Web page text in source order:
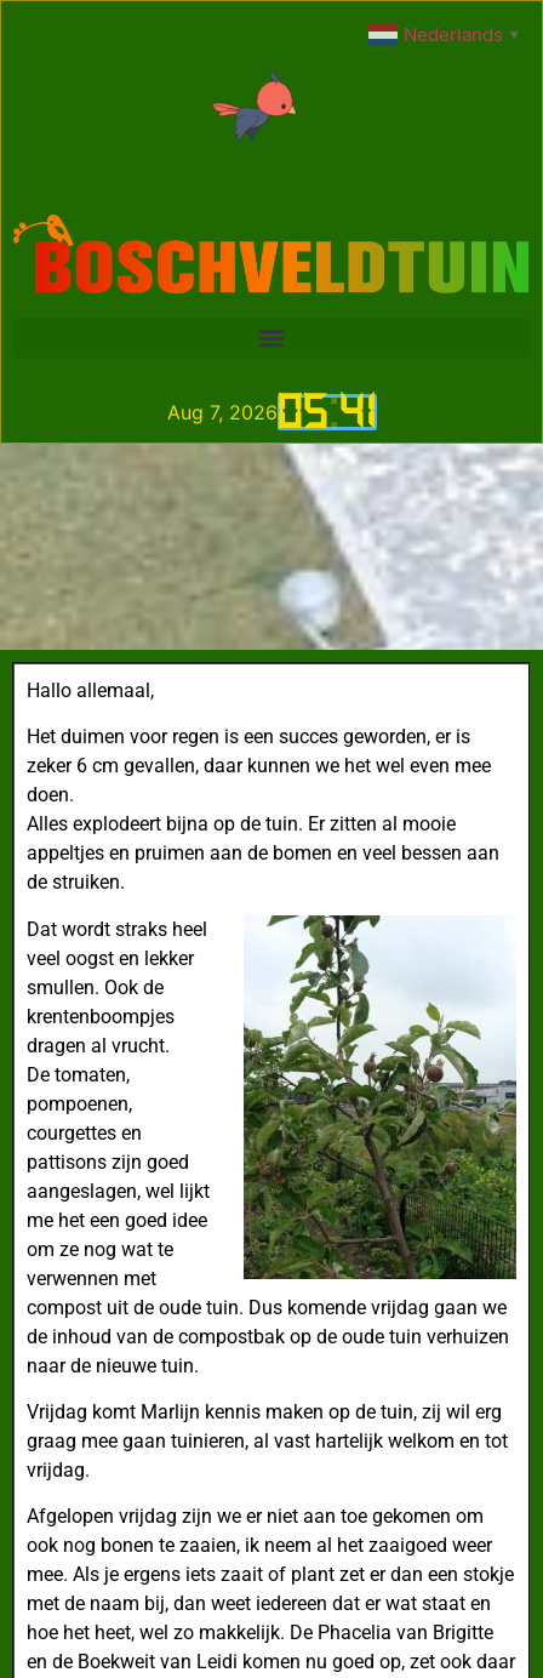
05:41
Aug 7, 2026
Hallo allemaal,
Het duimen voor regen is een succes geworden, er is
zeker 6 cm gevallen, daar kunnen we het wel even mee
doen.
Alles explodeert bijna op de tuin. Er zitten al mooie
appeltjes en pruimen aan de bomen en veel bessen aan
de struiken.
Dat wordt straks heel
veel oogst en lekker
smullen. Ook de
krentenboompjes
dragen al vrucht.
De tomaten,
pompoenen,
courgettes en
pattisons zijn goed
aangeslagen, wel lijkt
me het een goed idee
om ze nog wat te
verwennen met
compost uit de oude tuin. Dus komende vrijdag gaan we
de inhoud van de compostbak op de oude tuin verhuizen
naar de nieuwe tuin.
Vrijdag komt Marlijn kennis maken op de tuin, zij wil erg
graag mee gaan tuinieren, al vast hartelijk welkom en tot
vrijdag.
Afgelopen vrijdag zijn we er niet aan toe gekomen om
ook nog bonen te zaaien, ik neem al het zaaigoed weer
mee. Als je ergens iets zaait of plant zet er dan een stokje
met de naam bij, dan weet iedereen dat er wat staat en
hoe het heet, wel zo makkelijk. De Phacelia van Brigitte
en de Boekweit van Leidi komen nu goed op, zet ook daar
Nederlands ▼